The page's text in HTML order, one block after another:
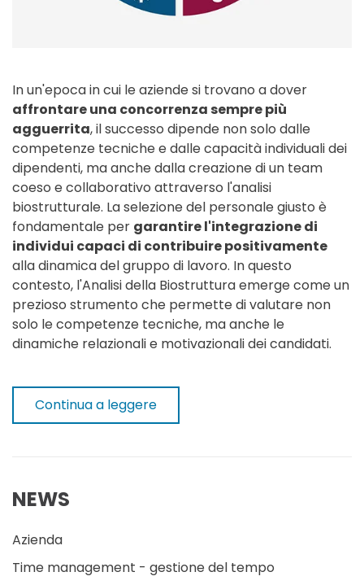
In un'epoca in cui le aziende si trovano a dover
affrontare una concorrenza sempre più
agguerrita, il successo dipende non solo dalle
competenze tecniche e dalle capacità individuali dei
dipendenti, ma anche dalla creazione di un team
coeso e collaborativo attraverso l'analisi
biostrutturale. La selezione del personale giusto è
fondamentale per garantire l'integrazione di
individui capaci di contribuire positivamente
alla dinamica del gruppo di lavoro. In questo
contesto, l'Analisi della Biostruttura emerge come un
prezioso strumento che permette di valutare non
solo le competenze tecniche, ma anche le
dinamiche relazionali e motivazionali dei candidati.
Continua a leggere
NEWS
Azienda
Time management - gestione del tempo